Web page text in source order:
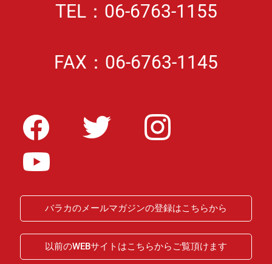
TEL：06-6763-1155
FAX：06-6763-1145
バラカのメールマガジンの登録はこちらから
以前のWEBサイトはこちらからご覧頂けます